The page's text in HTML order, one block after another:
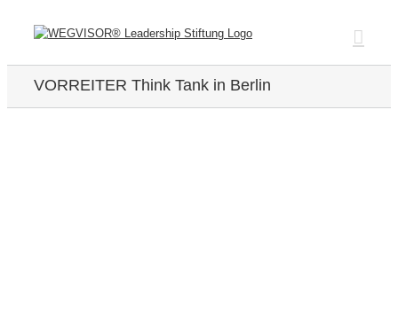
VORREITER Think Tank in Berlin